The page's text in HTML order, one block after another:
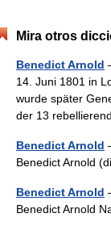
Mira otros
Benedict Arnold
14. Juni 1801 in
wurde später
der 13
Benedict Arnold
Benedict Arnold
Benedict Arnold
Benedict Arnold